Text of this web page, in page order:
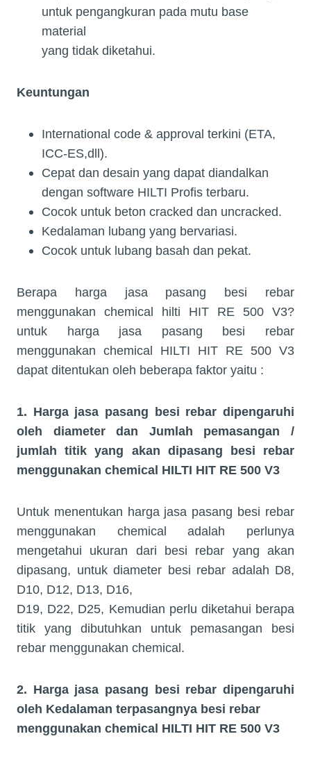
untuk pengangkuran pada mutu base
material
yang tidak diketahui.
Keuntungan
International code & approval terkini (ETA,
ICC-ES,dll).
Cepat dan desain yang dapat diandalkan
dengan software HILTI Profis terbaru.
Cocok untuk beton cracked dan uncracked.
Kedalaman lubang yang bervariasi.
Cocok untuk lubang basah dan pekat.
Berapa harga jasa pasang besi rebar
menggunakan chemical hilti HIT RE 500 V3?
untuk harga jasa pasang besi rebar
menggunakan chemical HILTI HIT RE 500 V3
dapat ditentukan oleh beberapa faktor yaitu :
1. Harga jasa pasang besi rebar dipengaruhi
oleh diameter dan Jumlah pemasangan /
jumlah titik yang akan dipasang besi rebar
menggunakan chemical HILTI HIT RE 500 V3
Untuk menentukan harga jasa pasang besi rebar
menggunakan chemical adalah perlunya
mengetahui ukuran dari besi rebar yang akan
dipasang, untuk diameter besi rebar adalah D8,
D10, D12, D13, D16,
D19, D22, D25, Kemudian perlu diketahui berapa
titik yang dibutuhkan untuk pemasangan besi
rebar menggunakan chemical.
2. Harga jasa pasang besi rebar dipengaruhi
oleh Kedalaman terpasangnya besi rebar
menggunakan chemical HILTI HIT RE 500 V3